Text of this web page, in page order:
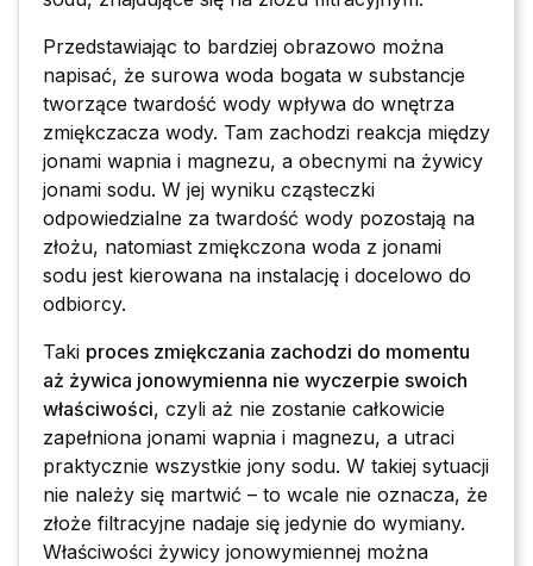
Przedstawiając to bardziej obrazowo można
napisać, że surowa woda bogata w substancje
tworzące twardość wody wpływa do wnętrza
zmiękczacza wody. Tam zachodzi reakcja między
jonami wapnia i magnezu, a obecnymi na żywicy
jonami sodu. W jej wyniku cząsteczki
odpowiedzialne za twardość wody pozostają na
złożu, natomiast zmiękczona woda z jonami
sodu jest kierowana na instalację i docelowo do
odbiorcy.
Taki proces zmiękczania zachodzi do momentu
aż żywica jonowymienna nie wyczerpie swoich
właściwości, czyli aż nie zostanie całkowicie
zapełniona jonami wapnia i magnezu, a utraci
praktycznie wszystkie jony sodu. W takiej sytuacji
nie należy się martwić – to wcale nie oznacza, że
złoże filtracyjne nadaje się jedynie do wymiany.
Właściwości żywicy jonowymiennej można